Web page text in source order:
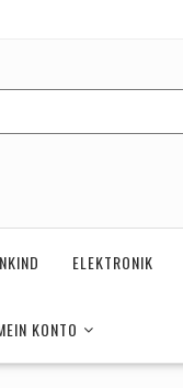
ELEKTRONIK
KONTO